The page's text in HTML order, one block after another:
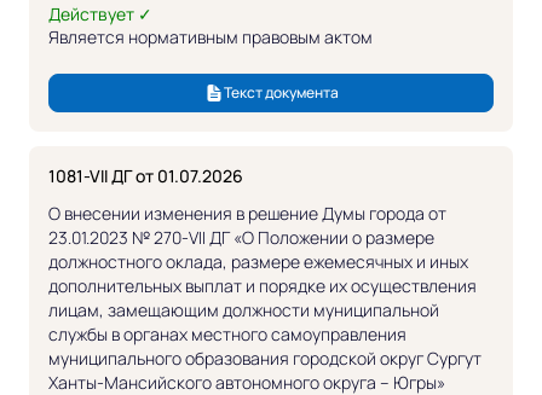
Действует ✓
Является нормативным правовым актом
Текст документа
1081-VII ДГ от 01.07.2026
О внесении изменения в решение Думы города от
23.01.2023 № 270-VII ДГ «О Положении о размере
должностного оклада, размере ежемесячных и иных
дополнительных выплат и порядке их осуществления
лицам, замещающим должности муниципальной
службы в органах местного самоуправления
муниципального образования городской округ Сургут
Ханты-Мансийского автономного округа – Югры»